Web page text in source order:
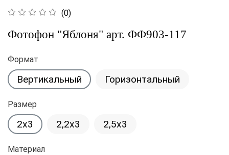
(0)
Фотофон "Яблоня" арт. ФФ903-117
Формат
Вертикальный Горизонтальный
Размер
2x3 2,2x3 2,5x3
Материал